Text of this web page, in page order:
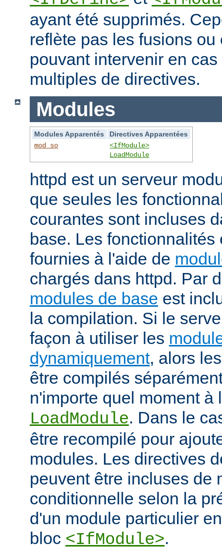
ayant été supprimés.
reflète pas les fusions ou
pouvant intervenir en
multiples de directives.
Modules
Modules Apparentés
Directives Apparentées
mod_so
<IfModule>
LoadModule
httpd est un serveur
que seules les
courantes sont incluses
base. Les fonctionnalités
fournies à l'aide de
chargés dans httpd. Par
modules de base est
la compilation. Si le
façon à utiliser les
dynamiquement, alors
être compilés
n'importe quel moment à
LoadModule. Dans le
être recompilé pour
modules. Les directives
peuvent être incluses de
conditionnelle selon la
d'un module particulier
bloc <IfModule>.